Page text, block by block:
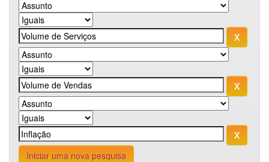
Iniciar uma nova pesquisa